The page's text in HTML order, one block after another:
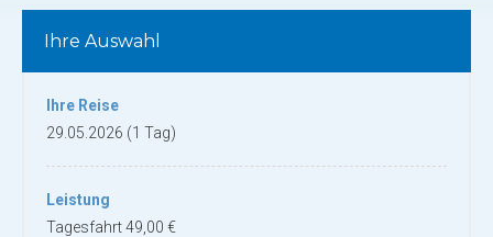
Ihre Auswahl
Ihre Reise
29.05.2026 (1 Tag)
Leistung
Tagesfahrt 49,00 €